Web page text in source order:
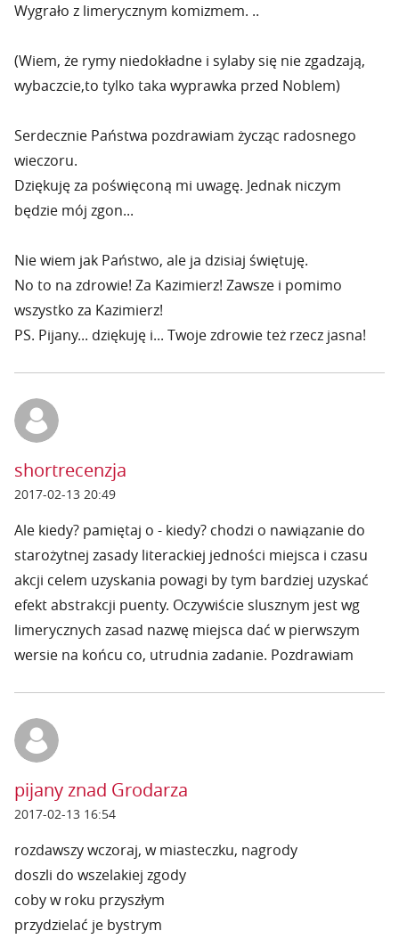
Wygrało z limerycznym komizmem. ..
(Wiem, że rymy niedokładne i sylaby się nie zgadzają,
wybaczcie,to tylko taka wyprawka przed Noblem)
Serdecznie Państwa pozdrawiam życząc radosnego
wieczoru.
Dziękuję za poświęconą mi uwagę. Jednak niczym
będzie mój zgon...
Nie wiem jak Państwo, ale ja dzisiaj świętuję.
No to na zdrowie! Za Kazimierz! Zawsze i pomimo
wszystko za Kazimierz!
PS. Pijany... dziękuję i... Twoje zdrowie też rzecz jasna!
shortrecenzja
2017-02-13 20:49
Ale kiedy? pamiętaj o - kiedy? chodzi o nawiązanie do
starożytnej zasady literackiej jedności miejsca i czasu
akcji celem uzyskania powagi by tym bardziej uzyskać
efekt abstrakcji puenty. Oczywiście slusznym jest wg
limerycznych zasad nazwę miejsca dać w pierwszym
wersie na końcu co, utrudnia zadanie. Pozdrawiam
pijany znad Grodarza
2017-02-13 16:54
rozdawszy wczoraj, w miasteczku, nagrody
doszli do wszelakiej zgody
coby w roku przyszłym
przydzielać je bystrym